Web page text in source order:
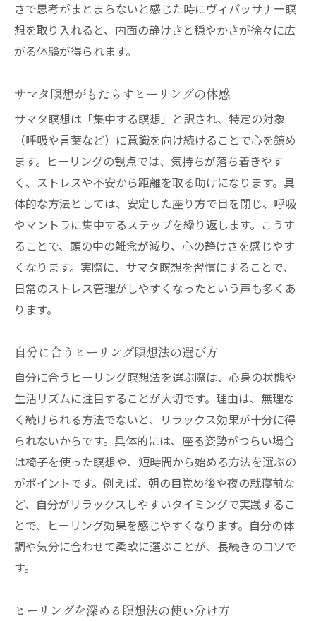
さで思考がまとまらないと感じた時にヴィパッサナー瞑
想を取り入れると、内面の静けさと穏やかさが徐々に広
がる体験が得られます。
サマタ瞑想がもたらすヒーリングの体感
サマタ瞑想は「集中する瞑想」と訳され、特定の対象
（呼吸や言葉など）に意識を向け続けることで心を鎮め
ます。ヒーリングの観点では、気持ちが落ち着きやす
く、ストレスや不安から距離を取る助けになります。具
体的な方法としては、安定した座り方で目を閉じ、呼吸
やマントラに集中するステップを繰り返します。こうす
ることで、頭の中の雑念が減り、心の静けさを感じやす
くなります。実際に、サマタ瞑想を習慣にすることで、
日常のストレス管理がしやすくなったという声も多くあ
ります。
自分に合うヒーリング瞑想法の選び方
自分に合うヒーリング瞑想法を選ぶ際は、心身の状態や
生活リズムに注目することが大切です。理由は、無理な
く続けられる方法でないと、リラックス効果が十分に得
られないからです。具体的には、座る姿勢がつらい場合
は椅子を使った瞑想や、短時間から始める方法を選ぶの
がポイントです。例えば、朝の目覚め後や夜の就寝前な
ど、自分がリラックスしやすいタイミングで実践するこ
とで、ヒーリング効果を感じやすくなります。自分の体
調や気分に合わせて柔軟に選ぶことが、長続きのコツで
す。
ヒーリングを深める瞑想法の使い分け方